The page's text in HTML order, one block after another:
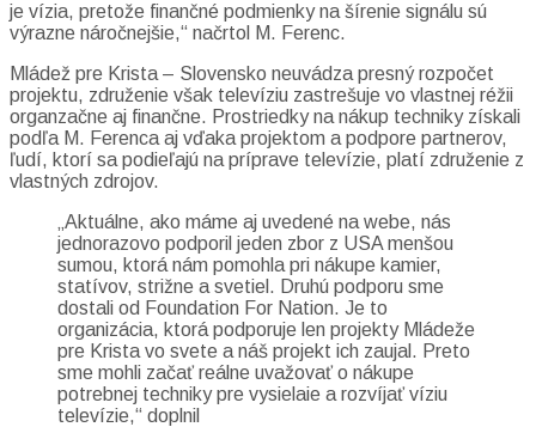
je vízia, pretože finančné podmienky na šírenie signálu sú
výrazne náročnejšie,“ načrtol M. Ferenc.
Mládež pre Krista – Slovensko neuvádza presný rozpočet
projektu, združenie však televíziu zastrešuje vo vlastnej réžii
organzačne aj finančne. Prostriedky na nákup techniky získali
podľa M. Ferenca aj vďaka projektom a podpore partnerov,
ľudí, ktorí sa podieľajú na príprave televízie, platí združenie z
vlastných zdrojov.
„Aktuálne, ako máme aj uvedené na webe, nás
jednorazovo podporil jeden zbor z USA menšou
sumou, ktorá nám pomohla pri nákupe kamier,
statívov, strižne a svetiel. Druhú podporu sme
dostali od Foundation For Nation. Je to
organizácia, ktorá podporuje len projekty Mládeže
pre Krista vo svete a náš projekt ich zaujal. Preto
sme mohli začať reálne uvažovať o nákupe
potrebnej techniky pre vysielaie a rozvíjať víziu
televízie,“ doplnil